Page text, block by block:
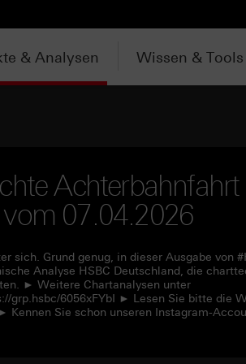
& Analysen Wissen & Tools
Achterbahnfahrt
vom 07.04.2026
sich. Grund genug, in dieser Ausgabe von
Analyse HSBC Deutschland, die
► Weitere Chartanalysen unter
grp.hsbc/6056xFYbI ► Lesen Sie bitte die
Kennen Sie schon unseren Instagram-